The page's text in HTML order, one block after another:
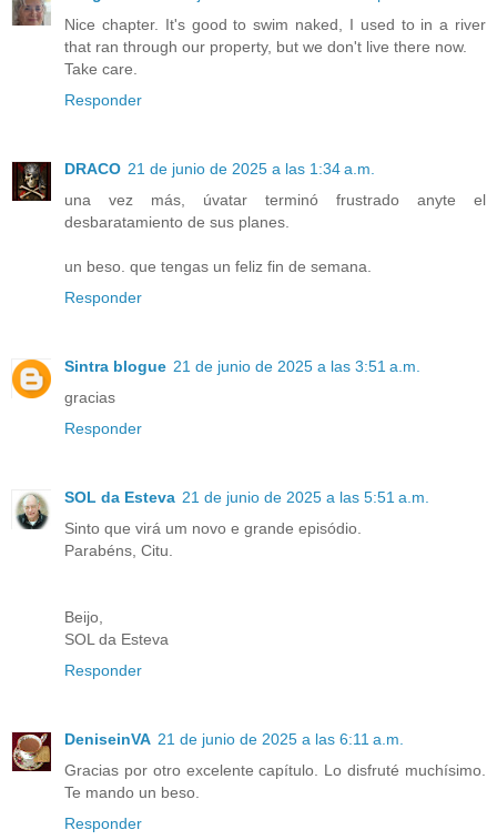
Nice chapter. It's good to swim naked, I used to in a river
that ran through our property, but we don't live there now.
Take care.
Responder
DRACO 21 de junio de 2025 a las 1:34 a.m.
una vez más, úvatar terminó frustrado anyte el
desbaratamiento de sus planes.
un beso. que tengas un feliz fin de semana.
Responder
Sintra blogue 21 de junio de 2025 a las 3:51 a.m.
gracias
Responder
SOL da Esteva 21 de junio de 2025 a las 5:51 a.m.
Sinto que virá um novo e grande episódio.
Parabéns, Citu.
Beijo,
SOL da Esteva
Responder
DeniseinVA 21 de junio de 2025 a las 6:11 a.m.
Gracias por otro excelente capítulo. Lo disfruté muchísimo.
Te mando un beso.
Responder